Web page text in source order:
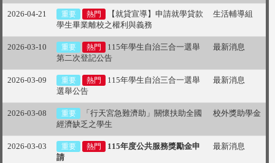
2026-04-21 重要 熱門
【就貸宣導】申請就學貸款
學生畢業離校之權利與義務
生活輔導組
2026-03-10 重要 熱門
115年學生自治三合一選舉
第二次登記公告
最新消息
2026-03-09 重要 熱門
115年學生自治三合一選舉
選舉公告
最新消息
2026-03-08 重要
「行天宮急難濟助」關懷扶助全國
經濟缺乏之學生
校外獎助學金
2026-03-03 重要 熱門
115年度公共服務獎勵金申
請
最新消息